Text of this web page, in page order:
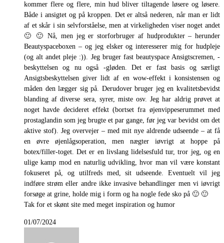
kommer flere og flere, min hud bliver tiltagende løsere og løsere.
Både i ansigtet og på kroppen. Det er altså nederen, når man er lidt
af et skår i sin selvforståelse, men at virkeligheden viser noget andet
🙂 🙂 Nå, men jeg er storforbruger af hudprodukter – herunder
Beautyspaceboxen – og jeg elsker og interesserer mig for hudpleje
(og alt andet pleje :)). Jeg bruger fast beautyspace Ansigtscremen, -
beskyttelsen og nu også -gløden. Det er fast basis og særligt
Ansigtsbeskyttelsen giver lidt af en wow-effekt i konsistensen og
måden den lægger sig på. Derudover bruger jeg en kvalitetsbevidst
blanding af diverse sera, syrer, miste osv. Jeg har aldrig prøvet at
noget havde decideret effekt (bortset fra øjenvippeserummet med
prostaglandin som jeg brugte et par gange, før jeg var bevidst om det
aktive stof). Jeg overvejer – med mit nye aldrende udseende – at få
en øvre øjenlågsoperation, men nægter iøvrigt at hoppe på
botex/filler-toget. Det er en livslang lidelsesfuld tur, tror jeg, og en
ulige kamp mod en naturlig udvikling, hvor man vil være konstant
fokuseret på, og utilfreds med, sit udseende. Eventuelt vil jeg
indføre strøm eller andre ikke invasive behandlinger men vi iøvrigt
forsøge at grine, holde mig i form og ha nogle fede sko på 🙂 🙂
Tak for et skønt site med meget inspiration og humor
01/07/2024